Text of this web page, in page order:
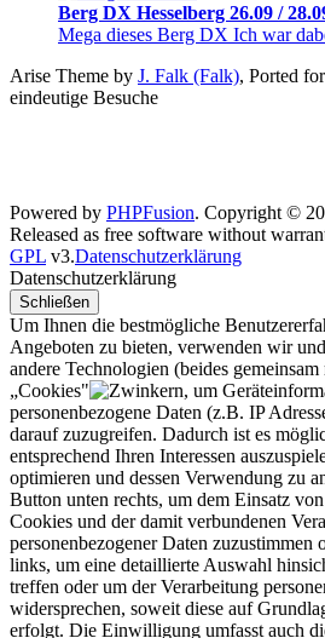
Berg DX Hesselberg 26.09 /
Mega dieses Berg DX Ich war
Arise Theme by J. Falk (Falk), Ported
eindeutige Besuche
Powered by PHPFusion. Copyright ©
Released as free software without
GPL v3.Datenschutzerklärung
Datenschutzerklärung
Schließen
Um Ihnen die bestmögliche
Angeboten zu bieten, verwenden wir
andere Technologien (beides
„Cookies"
, um
personenbezogene Daten (z.B. IP
darauf zuzugreifen. Dadurch ist es
entsprechend Ihren Interessen
optimieren und dessen Verwendung zu
Button unten rechts, um dem Einsatz
Cookies und der damit verbundenen
personenbezogener Daten zuzustimmen
links, um eine detaillierte Auswahl
treffen oder um der Verarbeitung
widersprechen, soweit diese auf
erfolgt. Die Einwilligung umfasst auch